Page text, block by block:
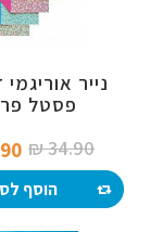
נייר
פסטל
34.90 ₪‎
₪‎
הוסף